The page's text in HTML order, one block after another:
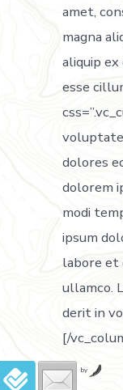
amet,
magna
aliquip
esse
dolores
dolorem
modi
ipsum
labore et
ullamco.
derit in
[/
by